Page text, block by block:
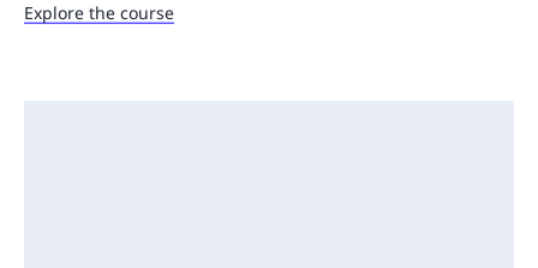
Explore the course